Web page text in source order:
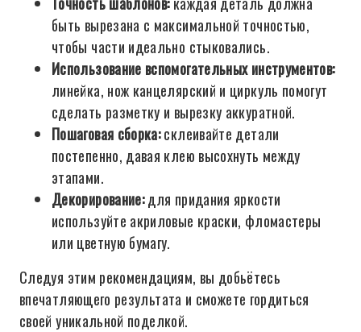
быть вырезана с максимальной точностью,
чтобы части идеально стыковались.
Использование вспомогательных инструментов:
линейка, нож канцелярский и циркуль помогут
сделать разметку и вырезку аккуратной.
Пошаговая сборка:склеивайте детали
постепенно, давая клею высохнуть между
этапами.
Декорирование:для придания яркости
используйте акриловые краски, фломастеры
или цветную бумагу.
Следуя этим рекомендациям, вы добьётесь
впечатляющего результата и сможете гордиться
своей уникальной поделкой.